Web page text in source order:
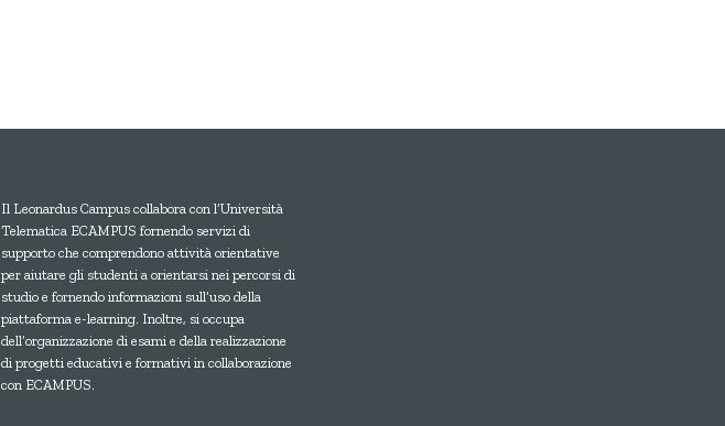
Il Leonardus Campus collabora con l’Università
Telematica ECAMPUS fornendo servizi di
supporto che comprendono attività orientative
per aiutare gli studenti a orientarsi nei percorsi di
studio e fornendo informazioni sull’uso della
piattaforma e-learning. Inoltre, si occupa
dell’organizzazione di esami e della realizzazione
di progetti educativi e formativi in collaborazione
con ECAMPUS.